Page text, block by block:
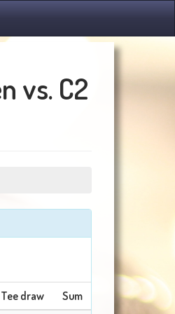
vs. C2
Tee draw Sum